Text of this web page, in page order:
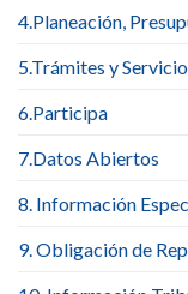
4.Planeación,
5.Trámites y
6.Participa
7.Datos Abiertos
8. Información
9. Obligación de